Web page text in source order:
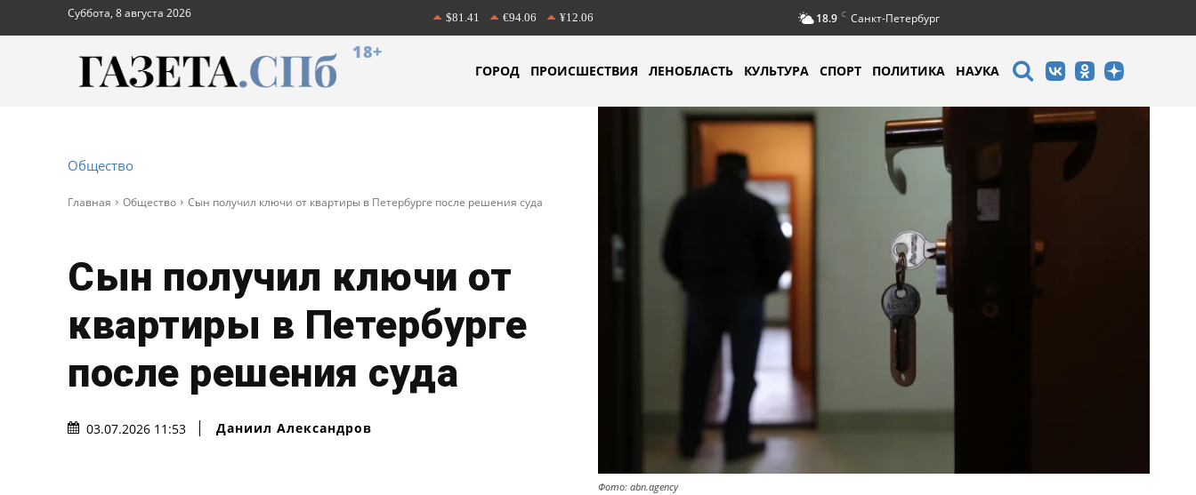
Суббота, 8 августа 2026 $81.41 €94.06 ¥12.06 18.9 C Санкт-Петербург
18+
ГОРОД ПРОИСШЕСТВИЯ ЛЕНОБЛАСТЬ КУЛЬТУРА СПОРТ ПОЛИТИКА НАУКА
Общество
Главная Общество Сын получил ключи от квартиры в Петербурге после решения суда
Сын получил ключи от
квартиры в Петербурге
после решения суда
03.07.2026 11:53 Даниил Александров
Фото: abn.agency